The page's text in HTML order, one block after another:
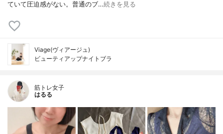
ていて圧迫感がない。普通のブ…続きを見る
Viage(ヴィアージュ)
ビューティアップナイトブラ
筋トレ女子
はるる